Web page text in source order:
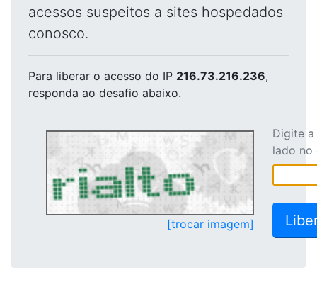
acessos suspeitos a sites hospedados
conosco.
Para liberar o acesso do IP 216.73.216.236,
responda ao desafio abaixo.
[trocar imagem]
Digite
lado no